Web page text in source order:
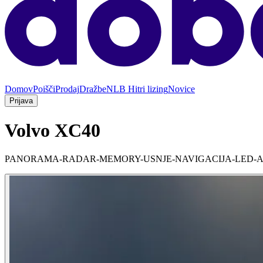
DomovPoiščiProdajDražbeNLB Hitri lizingNovice
Prijava
Volvo XC40
PANORAMA-RADAR-MEMORY-USNJE-NAVIGACIJA-LED-